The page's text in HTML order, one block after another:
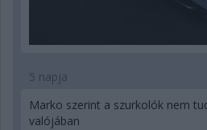
5 napja
Marko szerint a szurkolók nem
valójában